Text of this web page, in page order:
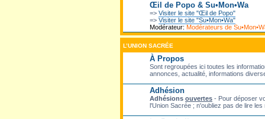
Œil de Popo & Su•Mon•Wa
=> Visiter le site "Œil de Popo"
=> Visiter le site "Su•Mon•Wa"
Modérateur: Modérateurs de
L’UNION SACRÉE
À Propos
Sont regroupées ici toutes les
annonces, actualité, informations
Adhésion
Adhésions ouvertes - Pour déposer
l'Union Sacrée ; n'oubliez pas de lire